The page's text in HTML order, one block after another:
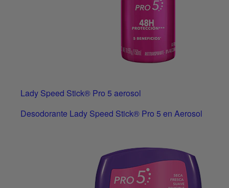
Lady Speed Stick® Pro 5 aerosol
Desodorante Lady Speed Stick® Pro 5 en Aerosol